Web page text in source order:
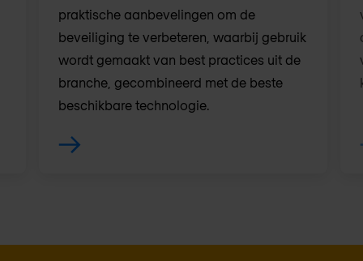
praktische aanbevelingen om de
beveiliging te verbeteren, waarbij gebruik
wordt gemaakt van best practices uit de
branche, gecombineerd met de beste
beschikbare technologie.